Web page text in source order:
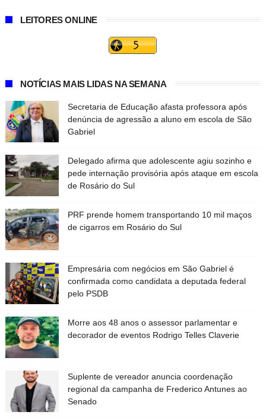
LEITORES ONLINE
NOTÍCIAS MAIS LIDAS NA SEMANA
Secretaria de Educação afasta professora após
denúncia de agressão a aluno em escola de São
Gabriel
Delegado afirma que adolescente agiu sozinho e
pede internação provisória após ataque em escola
de Rosário do Sul
PRF prende homem transportando 10 mil maços
de cigarros em Rosário do Sul
Empresária com negócios em São Gabriel é
confirmada como candidata a deputada federal
pelo PSDB
Morre aos 48 anos o assessor parlamentar e
decorador de eventos Rodrigo Telles Claverie
Suplente de vereador anuncia coordenação
regional da campanha de Frederico Antunes ao
Senado